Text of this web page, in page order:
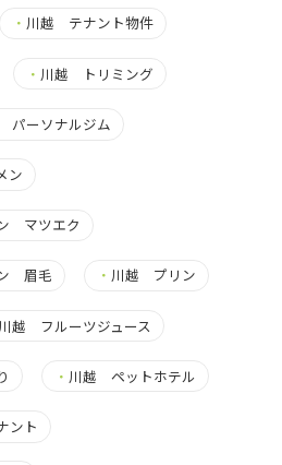
・ 川越 テナント物件
・ 川越 トリミング
パーソナルジム
ン
マツエク
眉毛 ・ 川越 プリン
川越 フルーツジュース
・ 川越 ペットホテル
ント